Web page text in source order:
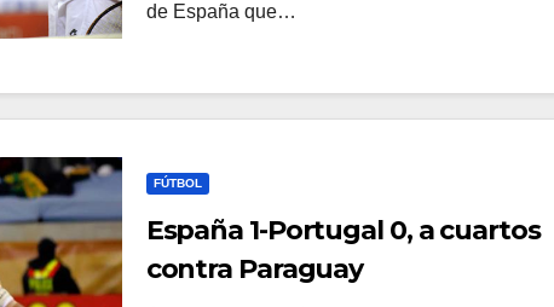
de España que…
FÚTBOL
España 1-Portugal 0, a cuartos
contra Paraguay